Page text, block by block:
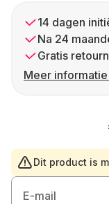
14 dagen
Na 24
Gratis
Meer
Dit product is
E-mail